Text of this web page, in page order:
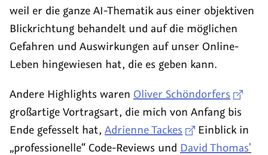
weil er die ganze AI-Thematik aus einer objektiven
Blickrichtung behandelt und auf die möglichen
Gefahren und Auswirkungen auf unser Online-
Leben hingewiesen hat, die es geben kann.
Andere Highlights waren Oliver Schöndorfers
großartige Vortragsart, die mich von Anfang bis
Ende gefesselt hat, Adrienne Tackes
Einblick in
„professionelle“ Code-Reviews und David Thomas'